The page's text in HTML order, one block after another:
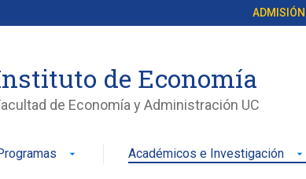
ADMISIÓN
de Economía
de Economía y Administración UC
arrow_drop_down Académicos e Investigación arrow_drop_down